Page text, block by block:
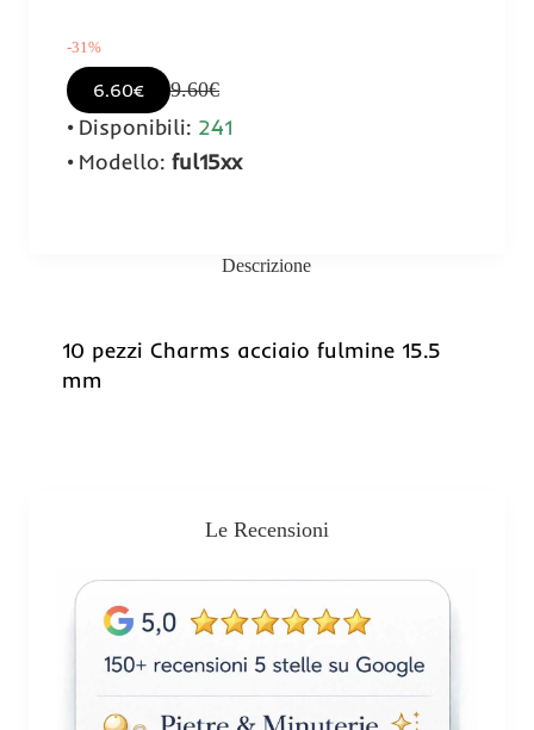
-31%
-31%
6.60€ 9.60€
Disponibili: 241
Modello: ful15xx
Descrizione
10 pezzi Charms acciaio fulmine 15.5
mm
Le Recensioni